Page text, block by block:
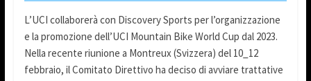
L’UCI collaborerà con Discovery Sports per l’organizzazione
e la promozione dell’UCI Mountain Bike World Cup dal 2023.
Nella recente riunione a Montreux (Svizzera) del 10_12
febbraio, il Comitato Direttivo ha deciso di avviare trattative